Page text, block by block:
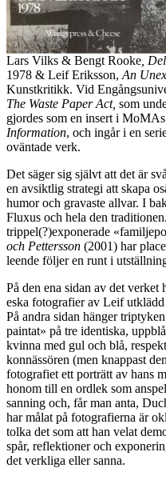
Lars Vilks & Bengt Rooke ,
1978 & Leif Eriksson, An
Kunstkritikk. Vid
The Waste Paper Act, som
gjordes som en insert i
Information, och ingår i en
oväntade verk.
Det säger sig självt att det är
en avsiktlig strategi att skapa
humor och gravaste allvar. I
Fluxus och hela den
trippel(?)exponerade
och Pettersson (2001) har
leende följer en runt i
På den ena sidan av det
eska fotografier av Leif
På andra sidan hänger triptyken
paintat» på tre identiska,
kvinna med gul och blå,
konnässören (men knappast
fotografiet ett porträtt av hans
honom till en ordlek som
sanning och, får man anta,
har målat på fotografierna är
tolka det som att han velat
spår, reflektioner och
det verkliga eller sanna.